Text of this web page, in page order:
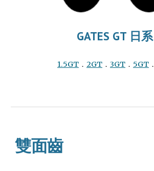
GATES GT 日系
1.5GT ． 2GT ． 3GT ． 5GT ．
雙面齒